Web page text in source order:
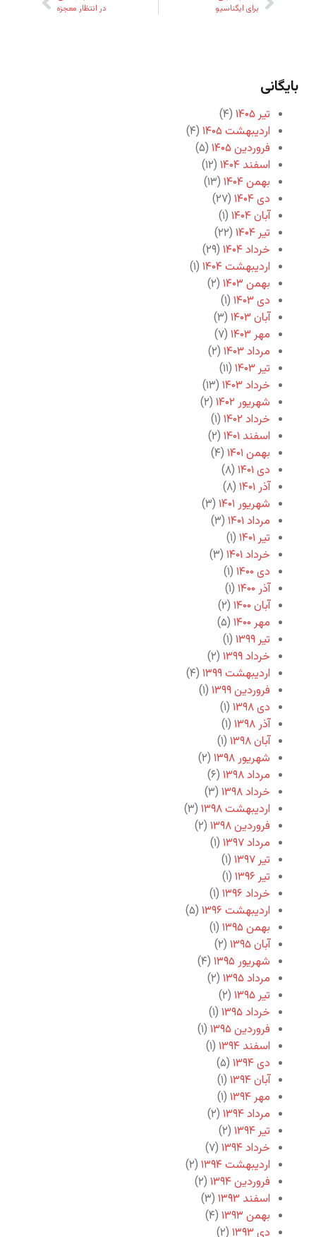
برای ایگناسیو در انتظار معجزه
بایگانی
تیر ۱۴۰۵
(۴)
اردیبهشت ۱۴۰۵
(۴)
فروردین ۱۴۰۵
(۵)
اسفند ۱۴۰۴
(۱۲)
بهمن ۱۴۰۴
(۱۳)
دی ۱۴۰۴
(۲۷)
آبان ۱۴۰۴
(۱)
تیر ۱۴۰۴
(۲۲)
خرداد ۱۴۰۴
(۲۹)
اردیبهشت ۱۴۰۴
(۱)
بهمن ۱۴۰۳
(۲)
دی ۱۴۰۳
(۱)
آبان ۱۴۰۳
(۳)
مهر ۱۴۰۳
(۷)
مرداد ۱۴۰۳
(۲)
تیر ۱۴۰۳
(۱۱)
خرداد ۱۴۰۳
(۱۳)
شهریور ۱۴۰۲
(۲)
خرداد ۱۴۰۲
(۱)
اسفند ۱۴۰۱
(۲)
بهمن ۱۴۰۱
(۴)
دی ۱۴۰۱
(۸)
آذر ۱۴۰۱
(۸)
شهریور ۱۴۰۱
(۳)
مرداد ۱۴۰۱
(۳)
تیر ۱۴۰۱
(۱)
خرداد ۱۴۰۱
(۳)
دی ۱۴۰۰
(۱)
آذر ۱۴۰۰
(۱)
آبان ۱۴۰۰
(۲)
مهر ۱۴۰۰
(۵)
تیر ۱۳۹۹
(۱)
خرداد ۱۳۹۹
(۲)
اردیبهشت ۱۳۹۹
(۴)
فروردین ۱۳۹۹
(۱)
دی ۱۳۹۸
(۱)
آذر ۱۳۹۸
(۱)
آبان ۱۳۹۸
(۱)
شهریور ۱۳۹۸
(۲)
مرداد ۱۳۹۸
(۶)
خرداد ۱۳۹۸
(۳)
اردیبهشت ۱۳۹۸
(۳)
فروردین ۱۳۹۸
(۲)
مرداد ۱۳۹۷
(۱)
تیر ۱۳۹۷
(۱)
تیر ۱۳۹۶
(۱)
خرداد ۱۳۹۶
(۱)
اردیبهشت ۱۳۹۶
(۵)
بهمن ۱۳۹۵
(۱)
آبان ۱۳۹۵
(۲)
شهریور ۱۳۹۵
(۴)
مرداد ۱۳۹۵
(۲)
تیر ۱۳۹۵
(۲)
خرداد ۱۳۹۵
(۱)
فروردین ۱۳۹۵
(۱)
اسفند ۱۳۹۴
(۱)
دی ۱۳۹۴
(۵)
آبان ۱۳۹۴
(۱)
مهر ۱۳۹۴
(۱)
مرداد ۱۳۹۴
(۲)
تیر ۱۳۹۴
(۲)
خرداد ۱۳۹۴
(۷)
اردیبهشت ۱۳۹۴
(۲)
فروردین ۱۳۹۴
(۲)
اسفند ۱۳۹۳
(۳)
بهمن ۱۳۹۳
(۴)
دی ۱۳۹۳
(۲)